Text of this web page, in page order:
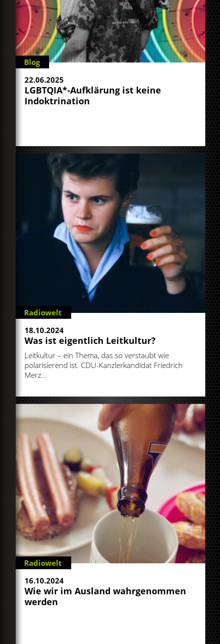
Blog
22.06.2025
LGBTQIA*-Aufklärung ist keine
Indoktrination
Radiowelt
18.10.2024
Was ist eigentlich Leitkultur?
Leitkultur – ein Thema, das so verstaubt wie
polarisierend ist. CDU-Kanzlerkandidat Friedrich
Merz...
Radiowelt
16.10.2024
Wie wir im Ausland wahrgenommen
werden